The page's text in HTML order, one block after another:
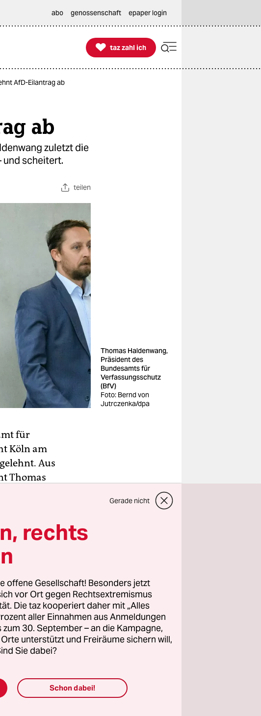
abo genossenschaft epaper login

taz zahl ich
taz zahl ich
AfD-Eilantrag ab
ab
zuletzt die
und scheitert.
teilen
Thomas Haldenwang,
Präsident des
Bundesamts für
Verfassungsschutz
(BfV)
Foto: Bernd von
Jutrczenka/dpa
für
Köln am
Aus
Thomas
„gesichert
jedoch,
dass der
der AfD als
Bundesamt für
solche
Beschluss ist
in
Gerade nicht
rechts
offene Gesellschaft! Besonders jetzt
vor Ort gegen Rechtsextremismus
Die taz kooperiert daher mit „Alles
aller Einnahmen aus Anmeldungen
zum 30. September – an die Kampagne,
unterstützt und Freiräume sichern will,
Sie dabei?
Schon dabei!